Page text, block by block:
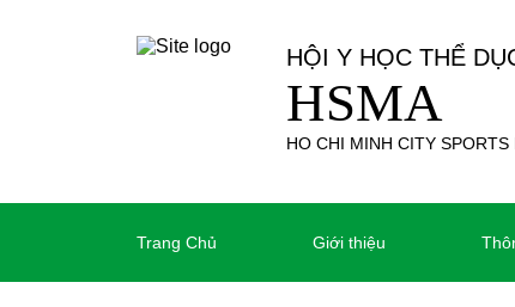
HỘI Y HỌC THỂ
HSMA
HO CHI MINH CITY SPORTS
Trang Chủ Giới thiệu